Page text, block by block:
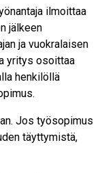
ilmoittaa
jälkeen
ja vuokralaisen
yritys osoittaa
henkilöllä
Jos työsopimus
täyttymistä,